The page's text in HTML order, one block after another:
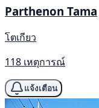
Parthenon Tama
โตเกียว
118 เหตุการณ์
แจ้งเตือน